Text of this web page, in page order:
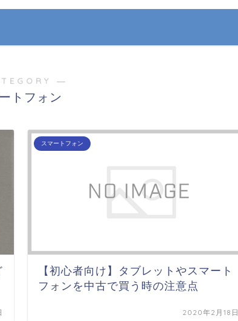
―
トフォン
スマートフォン
【初心者向け】タブレットやスマート
フォンを中古で買う時の注意点
2020年2月18日